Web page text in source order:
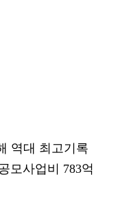
역대 최고기록
모사업비 783억